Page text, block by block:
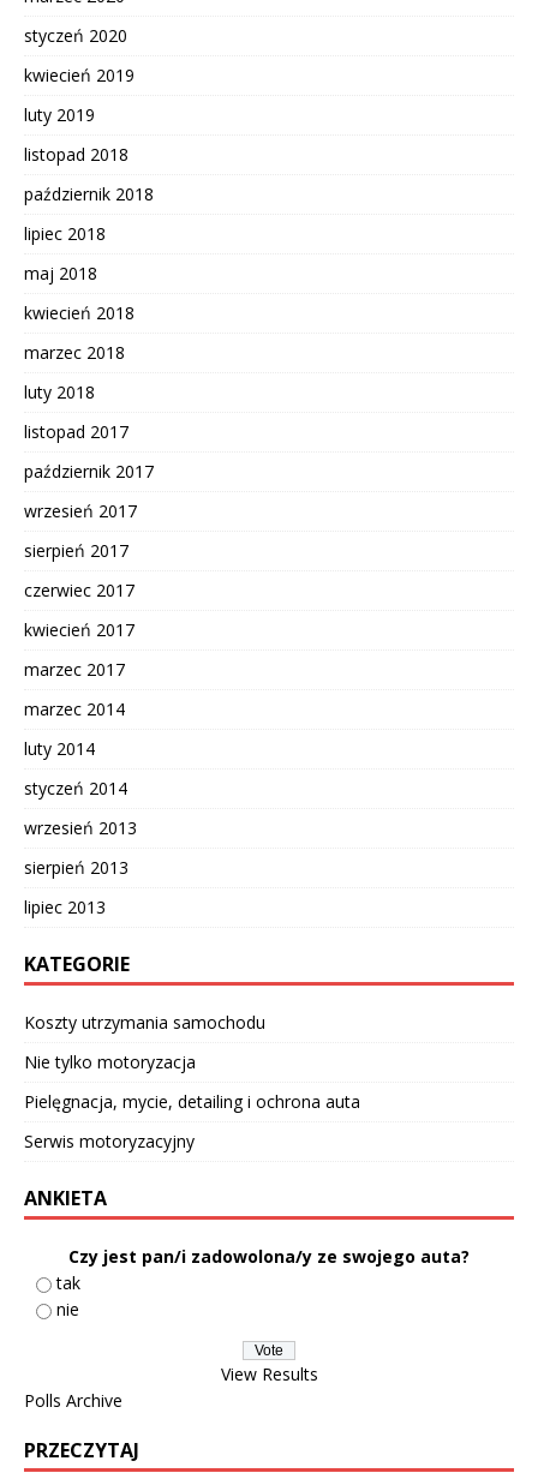
styczeń 2020
kwiecień 2019
luty 2019
listopad 2018
październik 2018
lipiec 2018
maj 2018
kwiecień 2018
marzec 2018
luty 2018
listopad 2017
październik 2017
wrzesień 2017
sierpień 2017
czerwiec 2017
kwiecień 2017
marzec 2017
marzec 2014
luty 2014
styczeń 2014
wrzesień 2013
sierpień 2013
lipiec 2013
KATEGORIE
Koszty utrzymania samochodu
Nie tylko motoryzacja
Pielęgnacja, mycie, detailing i ochrona auta
Serwis motoryzacyjny
ANKIETA
Czy jest pan/i zadowolona/y ze swojego auta?
tak
nie
View Results
Polls Archive
PRZECZYTAJ